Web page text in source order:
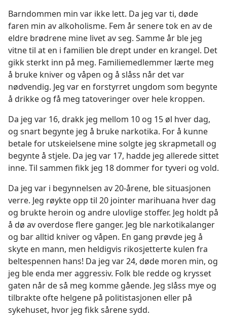
Barndommen min var ikke lett. Da jeg var ti, døde
faren min av alkoholisme. Fem år senere tok en av de
eldre brødrene mine livet av seg. Samme år ble jeg
vitne til at en i familien ble drept under en krangel. Det
gikk sterkt inn på meg. Familiemedlemmer lærte meg
å bruke kniver og våpen og å slåss når det var
nødvendig. Jeg var en forstyrret ungdom som begynte
å drikke og få meg tatoveringer over hele kroppen.
Da jeg var 16, drakk jeg mellom 10 og 15 øl hver dag,
og snart begynte jeg å bruke narkotika. For å kunne
betale for utskeielsene mine solgte jeg skrapmetall og
begynte å stjele. Da jeg var 17, hadde jeg allerede sittet
inne. Til sammen fikk jeg 18 dommer for tyveri og vold.
Da jeg var i begynnelsen av 20-årene, ble situasjonen
verre. Jeg røykte opp til 20 jointer marihuana hver dag
og brukte heroin og andre ulovlige stoffer. Jeg holdt på
å dø av overdose flere ganger. Jeg ble narkotikalanger
og bar alltid kniver og våpen. En gang prøvde jeg å
skyte en mann, men heldigvis rikosjetterte kulen fra
beltespennen hans! Da jeg var 24, døde moren min, og
jeg ble enda mer aggressiv. Folk ble redde og krysset
gaten når de så meg komme gående. Jeg slåss mye og
tilbrakte ofte helgene på politistasjonen eller på
sykehuset, hvor jeg fikk sårene sydd.